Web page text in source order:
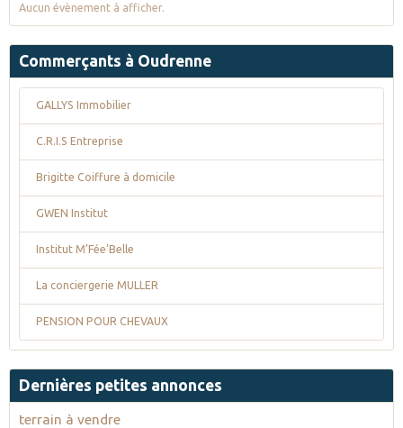
Aucun évènement à afficher.
Commerçants à Oudrenne
GALLYS Immobilier
C.R.I.S Entreprise
Brigitte Coiffure à domicile
GWEN Institut
Institut M’Fée’Belle
La conciergerie MULLER
PENSION POUR CHEVAUX
Dernières petites annonces
terrain à vendre